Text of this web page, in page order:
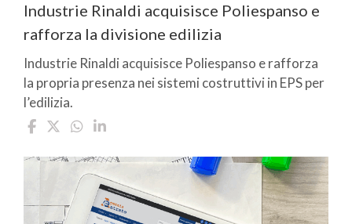
Industrie Rinaldi acquisisce Poliespanso e
rafforza la divisione edilizia
Industrie Rinaldi acquisisce Poliespanso e rafforza
la propria presenza nei sistemi costruttivi in EPS per
l’edilizia.